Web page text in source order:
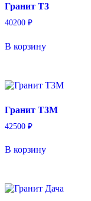
Гранит T3
40200 ₽
В корзину
Гранит T3М
42500 ₽
В корзину